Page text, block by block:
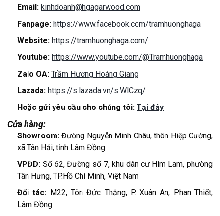
Email: kinhdoanh@hgagarwood.com
Fanpage: https://www.facebook.com/tramhuonghaga
Website: https://tramhuonghaga.com/
Youtube: https://www.youtube.com/@Tramhuonghaga
Zalo OA: Trầm Hương Hoàng Giang
Lazada: https://s.lazada.vn/s.WlCzq/
Hoặc gửi yêu cầu cho chúng tôi: Tại đây
Cửa hàng:
Showroom:Đường Nguyễn Minh Châu, thôn Hiệp Cường,
xã Tân Hải, tỉnh Lâm Đồng
VPĐD: Số 62, Đường số 7, khu dân cư Him Lam, phường
Tân Hưng, TP.Hồ Chí Minh, Việt Nam
Đối tác: M22, Tôn Đức Thắng, P. Xuân An, Phan Thiết,
Lâm Đồng